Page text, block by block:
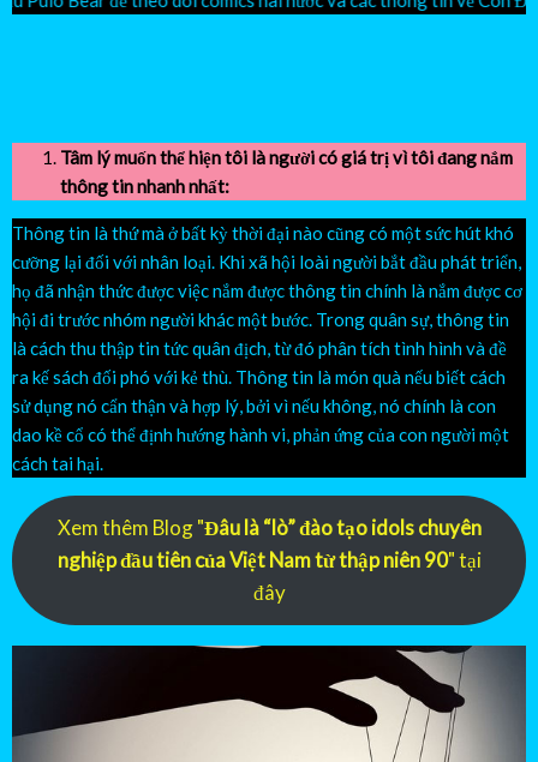
Tâm lý muốn thể hiện tôi là người có giá trị vì tôi đang nắm
thông tin nhanh nhất:
Thông tin là thứ mà ở bất kỳ thời đại nào cũng có một sức hút khó
cưỡng lại đối với nhân loại. Khi xã hội loài người bắt đầu phát triển,
họ đã nhận thức được việc nắm được thông tin chính là nắm được cơ
hội đi trước nhóm người khác một bước. Trong quân sự, thông tin
là cách thu thập tin tức quân địch, từ đó phân tích tình hình và đề
ra kế sách đối phó với kẻ thù. Thông tin là món quà nếu biết cách
sử dụng nó cẩn thận và hợp lý, bởi vì nếu không, nó chính là con
dao kề cổ có thể định hướng hành vi, phản ứng của con người một
cách tai hại.
Xem thêm Blog "Đâu là “lò” đào tạo idols chuyên
nghiệp đầu tiên của Việt Nam từ thập niên 90" tại
đây